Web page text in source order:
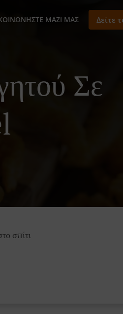
ΜΑΖΊ ΜΑΣ Δείτε
Σε
σπίτι